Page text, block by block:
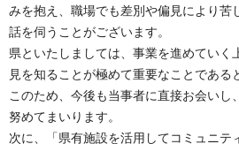
みを抱え、職場でも差別や偏見により苦
話を伺うことがございます。
県といたしましては、事業を進めていく
見を知ることが極めて重要なことである
このため、今後も当事者に直接お会いし
努めてまいります。
次に、「県有施設を活用してコミュニテ